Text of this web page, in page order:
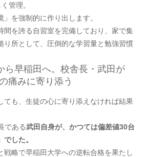
管理。
」を強制的に作り出します。
間を誇る自習室を完備しており、家で集
り所として、圧倒的な学習量と勉強習慣
ら早稲田へ。校舎長・武田が
痛みに寄り添う
ても、生徒の心に寄り添えなければ結果
である武田自身が、かつては偏差値30台
した。
戦略で早稲田大学への逆転合格を果たし